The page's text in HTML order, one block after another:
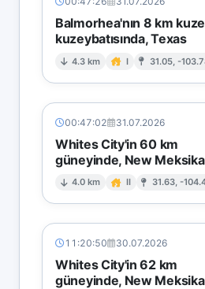
Balmorhea'nın 8 km
kuzeybatısında, Texas
4.3 km I 31.05, -
00:47:02 31.07.2026
Whites City'in 60 km
güneyinde, New Meksika
4.0 km II 31.63, -
11:20:50 30.07.2026
Whites City'in 62 km
güneyinde, New Meksika